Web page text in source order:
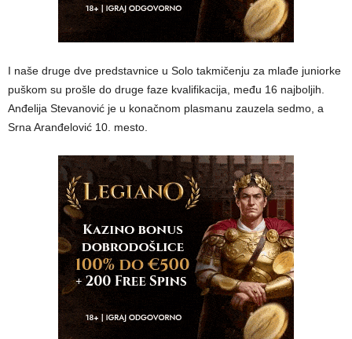
I naše druge dve predstavnice u Solo takmičenju za mlađe juniorke
puškom su prošle do druge faze kvalifikacija, među 16 najboljih.
Anđelija Stevanović je u konačnom plasmanu zauzela sedmo, a
Srna Aranđelović 10. mesto.